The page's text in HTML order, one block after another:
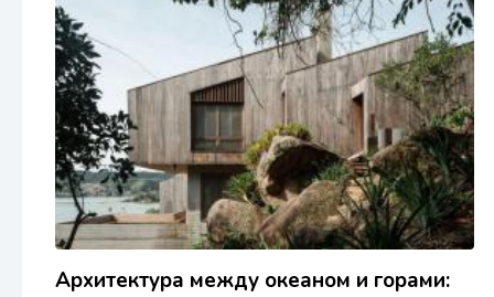
Архитектура между океаном и горами: